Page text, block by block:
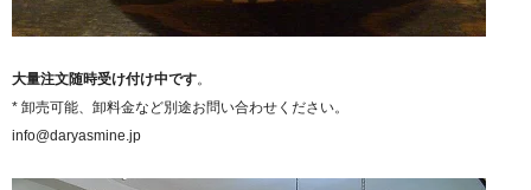
大量注文随時受け付け中です。
* 卸売可能、卸料金など別途お問い合わせください。
info@daryasmine.jp